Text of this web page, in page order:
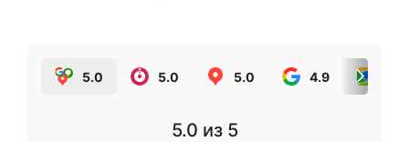
5.0 5.0 5.0 4.9
5.0 из 5